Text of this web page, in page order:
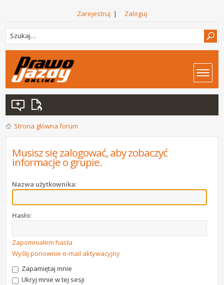
Zarejestruj | Zaloguj
Strona główna forum
Musisz się zalogować, aby zobaczyć
informacje o grupie.
Nazwa użytkownika:
Hasło:
Zapomniałem hasła
Wyślij ponownie e-mail aktywacyjny
Zapamiętaj mnie
Ukryj mnie w tej sesji